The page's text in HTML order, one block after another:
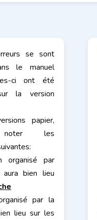
se sont
le manuel
ci ont été
la version
papier,
noter les
organisé par
aura bien lieu
par la
lieu sur les